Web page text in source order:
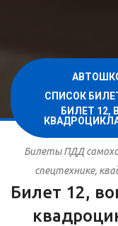
СПИСОК
БИЛЕТ 12,
Билеты ПДД
спецтехнике,
Билет 12,